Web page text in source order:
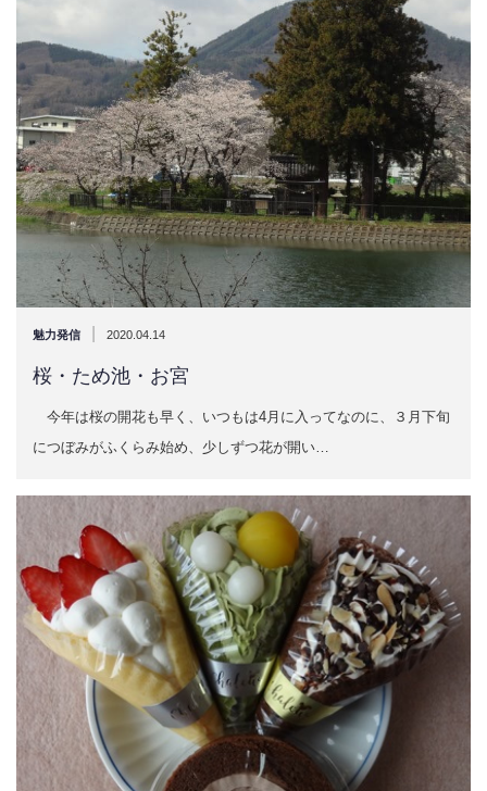
魅力発信 2020.04.14
桜・ため池・お宮
今年は桜の開花も早く、いつもは4月に入ってなのに、３月下旬
につぼみがふくらみ始め、少しずつ花が開い…